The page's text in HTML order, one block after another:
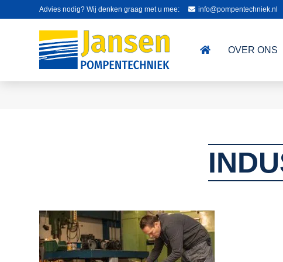
Advies nodig? Wij denken graag met u mee: info@pompentechniek.nl
OVER ONS